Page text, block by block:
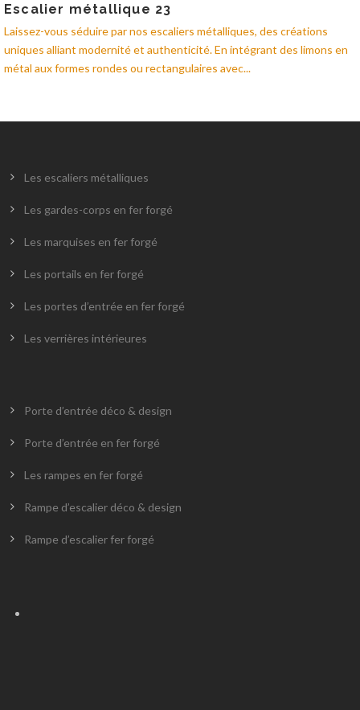
Escalier métallique 23
Laissez-vous séduire par nos escaliers métalliques, des créations
uniques alliant modernité et authenticité. En intégrant des limons en
métal aux formes rondes ou rectangulaires avec...
Les escaliers métalliques
Les gardes-corps en fer forgé
Les marquises en fer forgé
Les portails en fer forgé
Les portes d’entrée en fer forgé
Les verrières intérieures
Porte d’entrée déco & design
Porte d’entrée en fer forgé
Les rampes en fer forgé
Rampe d’escalier déco & design
Rampe d’escalier fer forgé